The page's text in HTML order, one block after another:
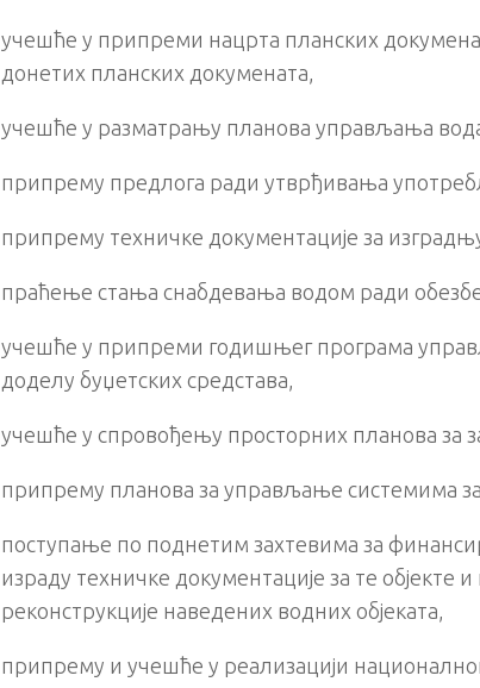
учешће у припреми нацрта планских
донетих планских докумената,
учешће у разматрању планова управљања
припрему предлога ради утврђивања
припрему техничке документације за
праћење стања снабдевања водом ради
учешће у припреми годишњег програма
доделу буџетских средстава,
учешће у спровођењу просторних планова за
припрему планова за управљање системима
поступање по поднетим захтевима за
израду техничке документације за те
реконструкције наведених водних објеката,
припрему и учешће у реализацији